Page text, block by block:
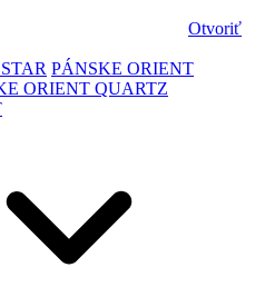
Otvoriť
PÁNSKE ORIENT
ORIENT QUARTZ